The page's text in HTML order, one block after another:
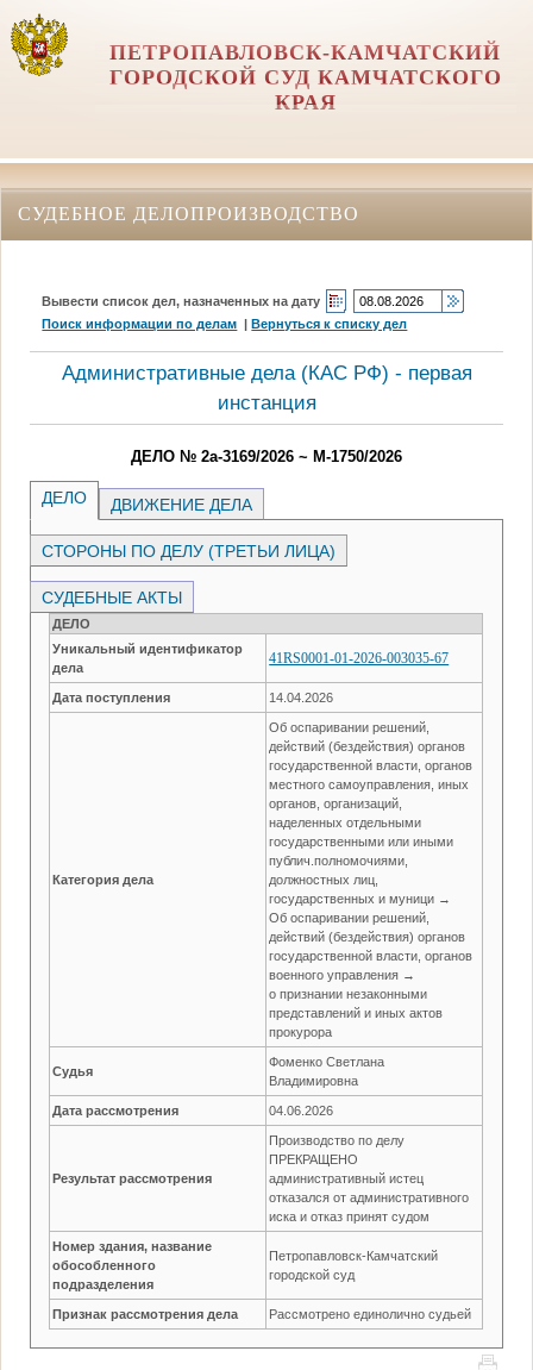
ПЕТРОПАВЛОВСК-КАМЧАТСКИЙ
ГОРОДСКОЙ СУД КАМЧАТСКОГО
КРАЯ
СУДЕБНОЕ ДЕЛОПРОИЗВОДСТВО
Вывести список дел, назначенных на дату
Поиск информации по делам |Вернуться к списку дел
Административные дела (КАC РФ) - первая
инстанция
ДЕЛО № 2а-3169/2026 ~ М-1750/2026
ДЕЛО ДВИЖЕНИЕ ДЕЛА
СТОРОНЫ ПО ДЕЛУ (ТРЕТЬИ ЛИЦА)
СУДЕБНЫЕ АКТЫ
ДЕЛО
Уникальный идентификатор
дела
41RS0001-01-2026-003035-67
Дата поступления 14.04.2026
Категория дела
Об оспаривании решений,
действий (бездействия) органов
государственной власти, органов
местного самоуправления, иных
органов, организаций,
наделенных отдельными
государственными или иными
публич.полномочиями,
должностных лиц,
государственных и муници →
Об оспаривании решений,
действий (бездействия) органов
государственной власти, органов
военного управления →
о признании незаконными
представлений и иных актов
прокурора
Судья
Фоменко Светлана
Владимировна
Дата рассмотрения 04.06.2026
Результат рассмотрения
Производство по делу
ПРЕКРАЩЕНО
административный истец
отказался от административного
иска и отказ принят судом
Номер здания, название
обособленного
подразделения
Петропавловск-Камчатский
городской суд
Признак рассмотрения дела Рассмотрено единолично судьей